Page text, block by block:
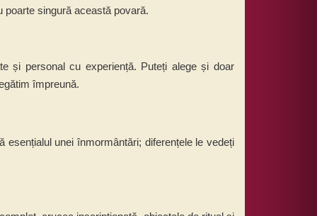
singură această povară.
și personal cu experiență. Puteți alege și doar
împreună.
unei înmormântări; diferențele le vedeți